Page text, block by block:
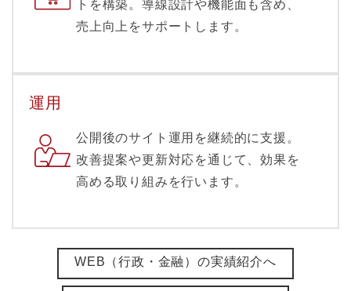
トを構築。導線設計や機能面も含め、
売上向上をサポートします。
運用
公開後のサイト運用を継続的に支援。
改善提案や更新対応を通じて、効果を
高める取り組みを行います。
WEB（行政・金融）の実績紹介へ